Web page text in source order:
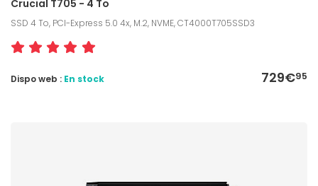
Crucial T705 - 4 To
SSD 4 To, PCI-Express 5.0 4x, M.2, NVME, CT4000T705SSD3
729€95
Dispo web : En stock